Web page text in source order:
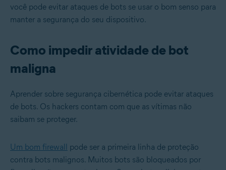
você pode evitar ataques de bots se usar o bom senso para
manter a segurança do seu dispositivo.
Como impedir atividade de bot
maligna
Aprender sobre segurança cibernética pode evitar ataques
de bots. Os hackers contam com que as vítimas não
saibam se proteger.
Um bom firewall
pode ser a primeira linha de proteção
contra bots malignos. Muitos bots são bloqueados por